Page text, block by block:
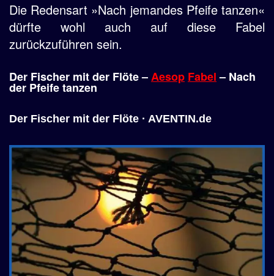
Die Redensart »Nach jemandes Pfeife tanzen«
dürfte wohl auch auf diese Fabel
zurückzuführen sein.
Der Fischer mit der Flöte –Aesop Fabel– Nach
der Pfeife tanzen
Der Fischer mit der Flöte · AVENTIN.de